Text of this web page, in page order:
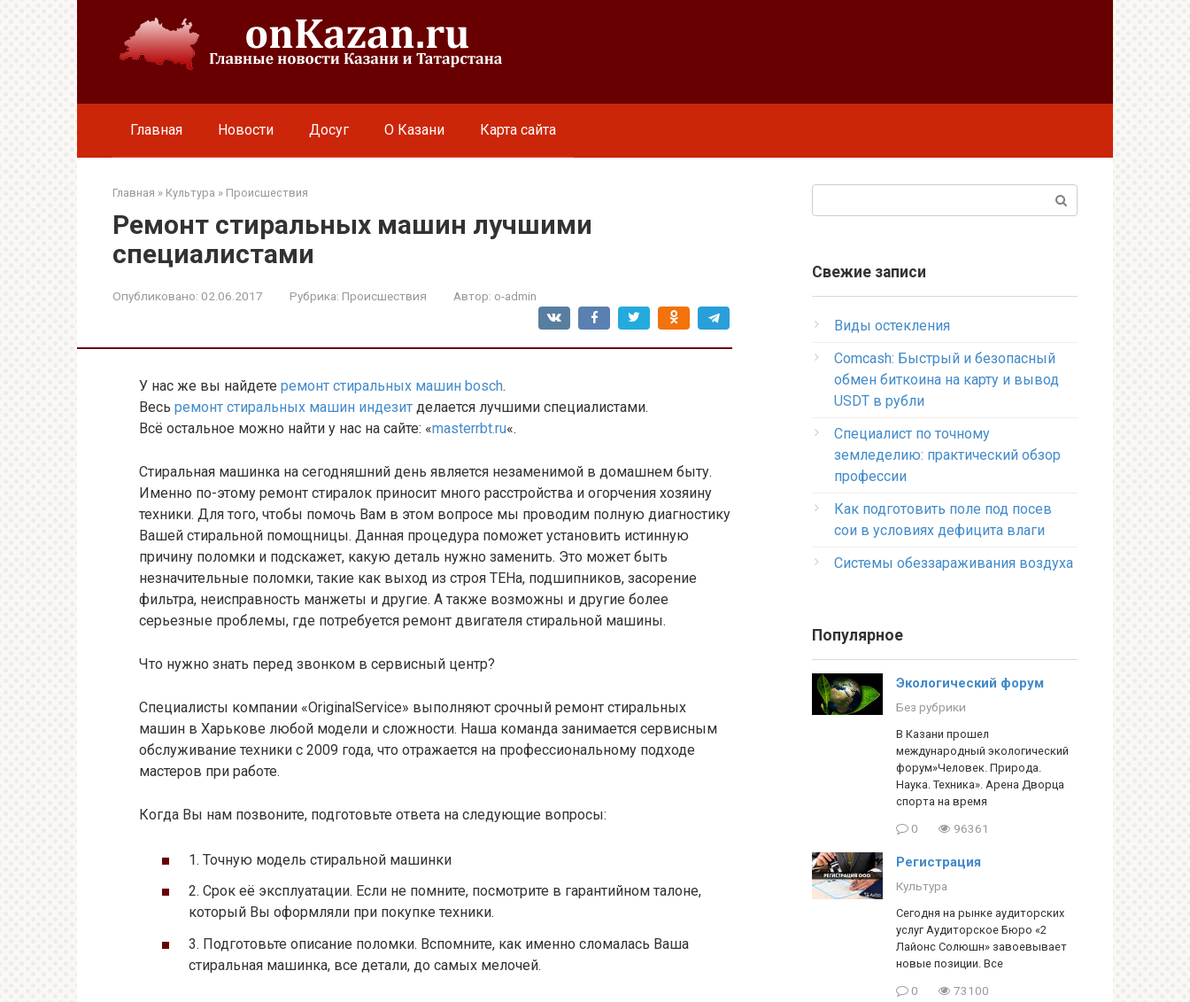
Главная Новости Досуг О Казани Карта сайта
Главная » Культура » Происшествия
Ремонт стиральных машин лучшими
специалистами
Опубликовано: 02.06.2017 Рубрика: Происшествия Автор: o-admin
У нас же вы найдете ремонт стиральных машин bosch.
Весь ремонт стиральных машин индезит делается лучшими специалистами.
Всё остальное можно найти у нас на сайте: «masterrbt.ru«.
Стиральная машинка на сегодняшний день является незаменимой в домашнем быту.
Именно по-этому ремонт стиралок приносит много расстройства и огорчения хозяину
техники. Для того, чтобы помочь Вам в этом вопросе мы проводим полную диагностику
Вашей стиральной помощницы. Данная процедура поможет установить истинную
причину поломки и подскажет, какую деталь нужно заменить. Это может быть
незначительные поломки, такие как выход из строя ТЕНа, подшипников, засорение
фильтра, неисправность манжеты и другие. А также возможны и другие более
серьезные проблемы, где потребуется ремонт двигателя стиральной машины.
Что нужно знать перед звонком в сервисный центр?
Специалисты компании «OriginalService» выполняют срочный ремонт стиральных
машин в Харькове любой модели и сложности. Наша команда занимается сервисным
обслуживание техники с 2009 года, что отражается на профессиональному подходе
мастеров при работе.
Когда Вы нам позвоните, подготовьте ответа на следующие вопросы:
1. Точную модель стиральной машинки
2. Срок её эксплуатации. Если не помните, посмотрите в гарантийном талоне,
который Вы оформляли при покупке техники.
3. Подготовьте описание поломки. Вспомните, как именно сломалась Ваша
стиральная машинка, все детали, до самых мелочей.
Свежие записи
Виды остекления
Comcash: Быстрый и безопасный
обмен биткоина на карту и вывод
USDT в рубли
Специалист по точному
земледелию: практический обзор
профессии
Как подготовить поле под посев
сои в условиях дефицита влаги
Системы обеззараживания воздуха
Популярное
Экологический форум
Без рубрики
В Казани прошел
международный экологический
форум»Человек. Природа.
Наука. Техника». Арена Дворца
спорта на время
0 96361
Регистрация
Культура
Сегодня на рынке аудиторских
услуг Аудиторское Бюро «2
Лайонс Солюшн» завоевывает
новые позиции. Все
0 73100